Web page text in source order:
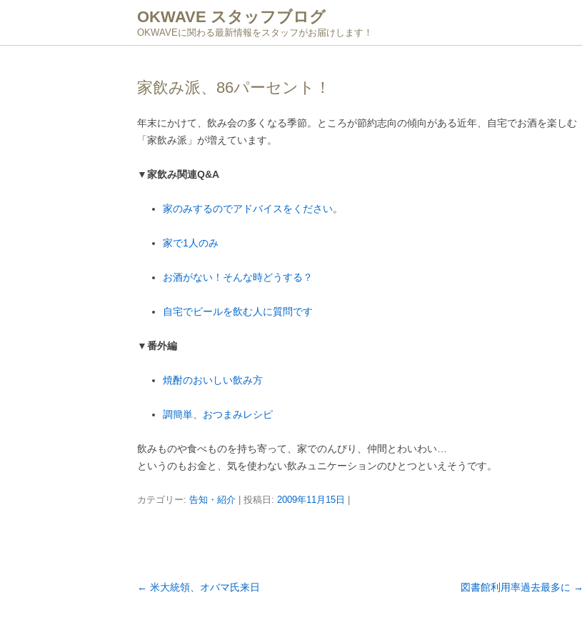
OKWAVE スタッフブログ
OKWAVEに関わる最新情報をスタッフがお届けします！
家飲み派、86パーセント！
年末にかけて、飲み会の多くなる季節。ところが節約志向の傾向がある近年、自宅でお酒を楽しむ
「家飲み派」が増えています。
▼家飲み関連Q&A
家のみするのでアドバイスをください。
家で1人のみ
お酒がない！そんな時どうする？
自宅でビールを飲む人に質問です
▼番外編
焼酎のおいしい飲み方
調簡単、おつまみレシピ
飲みものや食べものを持ち寄って、家でのんびり、仲間とわいわい…
というのもお金と、気を使わない飲みュニケーションのひとつといえそうです。
カテゴリー: 告知・紹介 | 投稿日: 2009年11月15日
投
← 米大統領、オバマ氏来日 図書館利用率過去最多に →